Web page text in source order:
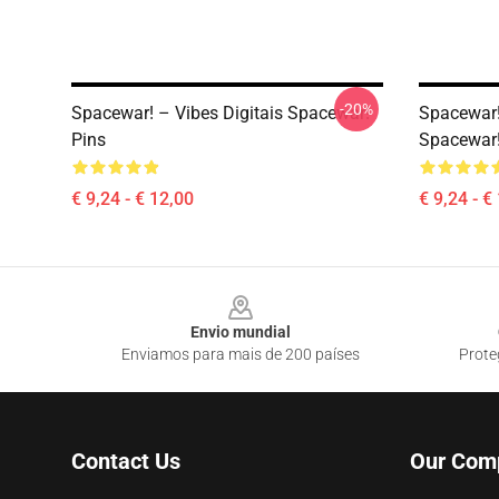
Spacewar! – Vibes Digitais Spacewar!
Pins
€ 9,24 - € 12,00
-20%
€ 9,24 - €
Envio mundial
Enviamos para mais de 200 países
Contact Us Our